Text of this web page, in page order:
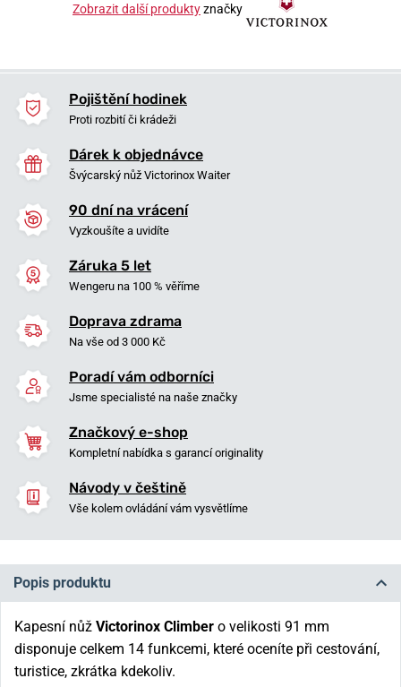
Zobrazit další produktyznačky
Pojištění hodinek
Proti rozbití či krádeži
Dárek k objednávce
Švýcarský nůž Victorinox Waiter
90 dní na vrácení
Vyzkoušíte a uvidíte
Záruka 5 let
Wengeru na 100 % věříme
Doprava zdrama
Na vše od 3 000 Kč
Poradí vám odborníci
Jsme specialisté na naše značky
Značkový e-shop
Kompletní nabídka s garancí originality
Návody v češtině
Vše kolem ovládání vám vysvětlíme
Popis produktu
Kapesní nůž Victorinox Climber o ve­likosti 91 mm
disponuje celkem 14 funkcemi, které oceníte při cestování,
turistice, zkrátka kdekoliv.